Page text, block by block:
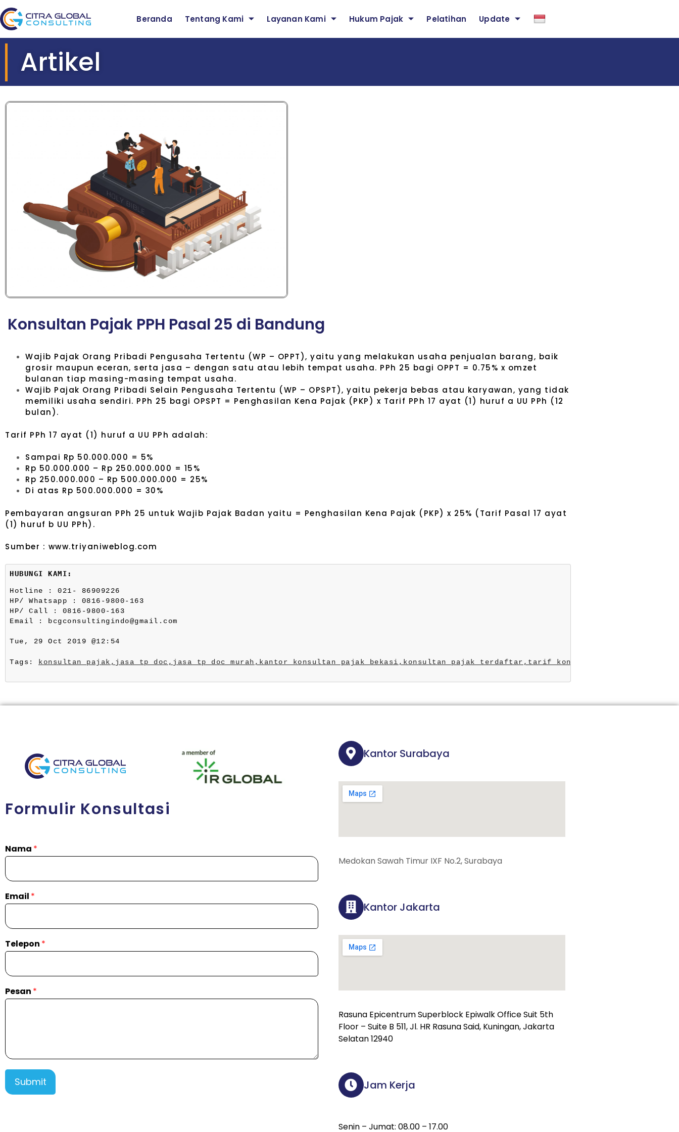
Beranda Tentang Kami Layanan Kami Hukum Pajak Pelatihan Update
Artikel
Konsultan Pajak PPH Pasal 25 di Bandung
Wajib Pajak Orang Pribadi Pengusaha Tertentu (WP – OPPT), yaitu yang melakukan usaha penjualan barang, baik
grosir maupun eceran, serta jasa – dengan satu atau lebih tempat usaha. PPh 25 bagi OPPT = 0.75% x omzet
bulanan tiap masing-masing tempat usaha.
Wajib Pajak Orang Pribadi Selain Pengusaha Tertentu (WP – OPSPT), yaitu pekerja bebas atau karyawan, yang tidak
memiliki usaha sendiri. PPh 25 bagi OPSPT = Penghasilan Kena Pajak (PKP) x Tarif PPh 17 ayat (1) huruf a UU PPh (12
bulan).
Tarif PPh 17 ayat (1) huruf a UU PPh adalah:
Sampai Rp 50.000.000 = 5%
Rp 50.000.000 – Rp 250.000.000 = 15%
Rp 250.000.000 – Rp 500.000.000 = 25%
Di atas Rp 500.000.000 = 30%
Pembayaran angsuran PPh 25 untuk Wajib Pajak Badan yaitu = Penghasilan Kena Pajak (PKP) x 25% (Tarif Pasal 17 ayat
(1) huruf b UU PPh).
Sumber : www.triyaniweblog.com
HUBUNGI KAMI:
Hotline : 021- 86909226
HP/ Whatsapp : 0816-9800-163
HP/ Call : 0816-9800-163
Email : bcgconsultingindo@gmail.com
Tue, 29 Oct 2019 @12:54
Tags: konsultan pajak, jasa tp doc, jasa tp doc murah, kantor konsultan pajak bekasi, konsultan pajak terdaftar, tarif konsultan pajak,
Formulir Konsultasi
Nama *
Email *
Telepon *
Pesan *
Submit
Kantor Surabaya
Medokan Sawah Timur IXF No.2, Surabaya
Kantor Jakarta
Rasuna Epicentrum Superblock Epiwalk Office Suit 5th
Floor – Suite B 511, Jl. HR Rasuna Said, Kuningan, Jakarta
Selatan 12940
Jam Kerja
Senin – Jumat: 08.00 – 17.00